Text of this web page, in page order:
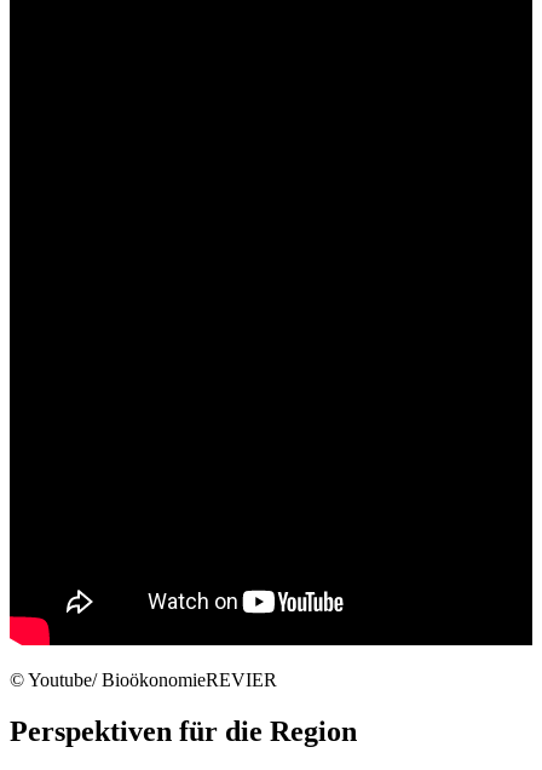
© Youtube/ BioökonomieREVIER
Perspektiven für die Region